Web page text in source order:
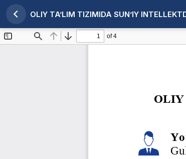
Maqola tafsilotlariga qaytish
OLIY TA’LIM TIZIMIDA SUN’IY